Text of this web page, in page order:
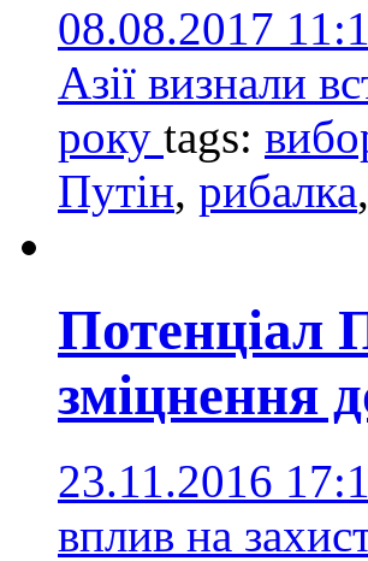
08.08.2017
Азії визнали
року tags:
Путін, рибалка,
Потенціал
зміцнення
23.11.2016
вплив на